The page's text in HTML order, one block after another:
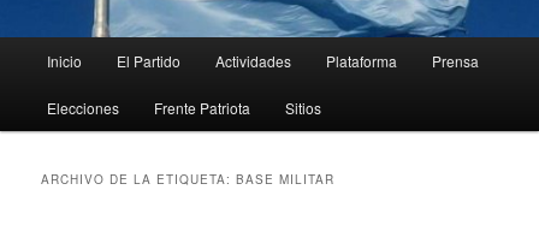
principal
Inicio El Partido Actividades Plataforma Prensa
Elecciones Frente Patriota Sitios
ARCHIVO DE LA ETIQUETA:BASE MILITAR